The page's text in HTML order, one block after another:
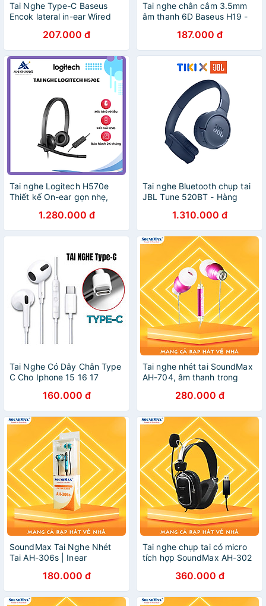
Tai Nghe Type-C Baseus
Encok lateral in-ear Wired
Smartphone & iPad Pro -
hàng chính hãng
207.000 đ
Tai nghe chân cắm 3.5mm
âm thanh 6D Baseus H19 -
187.000 đ
Tai nghe Logitech H570e
Thiết kế On-ear gọn nhẹ,
dây - Hàng Chính Hãng -
Bảo Hành 24 Tháng
1.280.000 đ
Tai nghe Bluetooth chụp tai
JBL Tune 520BT - Hàng
1.310.000 đ
Tai Nghe Có Dây Chân Type
C Cho Iphone 15 16 17
Âm Thanh Hay Có Mic Nghe
Nhạc Chơi Game - Hàng
chính hãng - Tai Nghe Có
Dây Nhét Tai
160.000 đ
Tai nghe nhét tai SoundMax
AH-704, âm thanh trong
headphones SoundMax
AH704, clear and vibrant
sound - Hàng Chính Hãng
280.000 đ
SoundMax Tai Nghe Nhét
Tai AH-306s | Inear
AH306S | Tăng Cường Bass,
Thiết Kế In-Ear, 2 Củ Tai
Nhỏ, Đệm Mút Silicon, Jack
180.000 đ
Tai nghe chụp tai có micro
tích hợp SoundMax AH-302
360.000 đ